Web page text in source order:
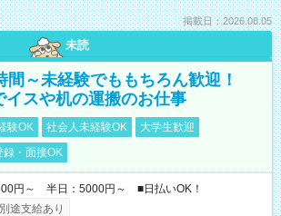
掲載日：2026.08.05
未読
間～未経験でももちろん歓迎！
イスや机の運搬のお仕事
験OK 社会人未経験OK
大学生歓迎
録・面接OK
円～ 半日：5000円～ ■日払いOK！
途支給あり